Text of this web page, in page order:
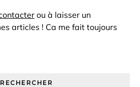
ou à laisser un
articles ! Ca me fait toujours
RECHERCHER